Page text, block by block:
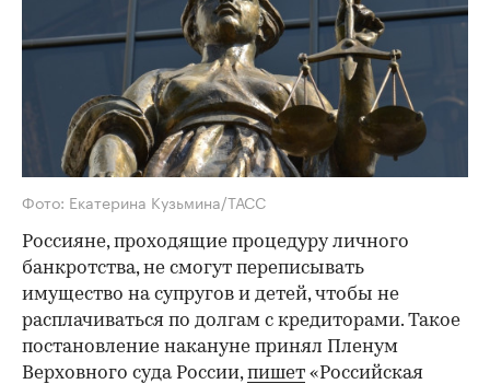
Фото: Екатерина Кузьмина/ТАСС
Россияне, проходящие процедуру личного
банкротства, не смогут переписывать
имущество на супругов и детей, чтобы не
расплачиваться по долгам с кредиторами. Такое
постановление накануне принял Пленум
Верховного суда России,пишет «Российская